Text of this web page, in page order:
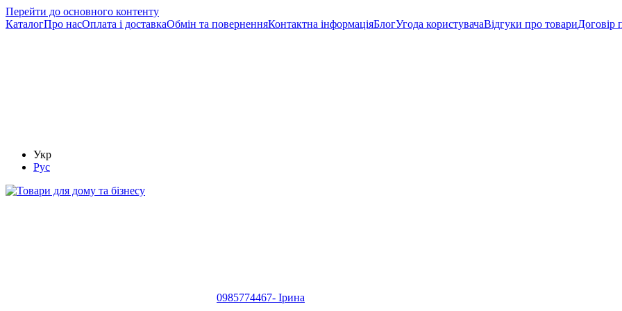
Перейти до основного контенту
КаталогПро насОплата і доставкаОбмін та поверненняКонтактна інформаціяБлогУгода користувачаВідгуки про товариДоговір
Укр
Рус
0985774467- Ірина